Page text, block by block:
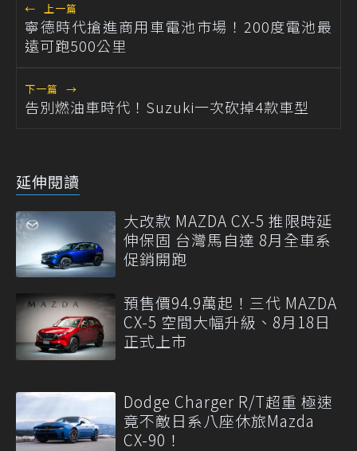
← 上一篇
寧德時代搶進商用車電池市場！200度電池最
遠可跑500公里
下一篇 →
告別燃油車時代！Suzuki一次砍掉4款車型
延伸閱讀
大改款 MAZDA CX-5 推限時延
伸保固 台灣馬自達 8月全車系
促銷開跑
預售價94.9萬起！三代 MAZDA
CX-5 空間大幅升級、8月18日
正式上市
Dodge Charger R/T超重 極速
竟不敵日系八座休旅Mazda
CX-90！